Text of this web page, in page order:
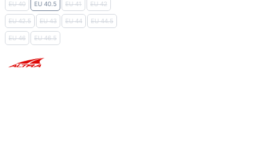
EU 40 EU 40.5 EU 41 EU 42
EU 42.5 EU 43 EU 44 EU 44.5
EU 46 EU 46.5